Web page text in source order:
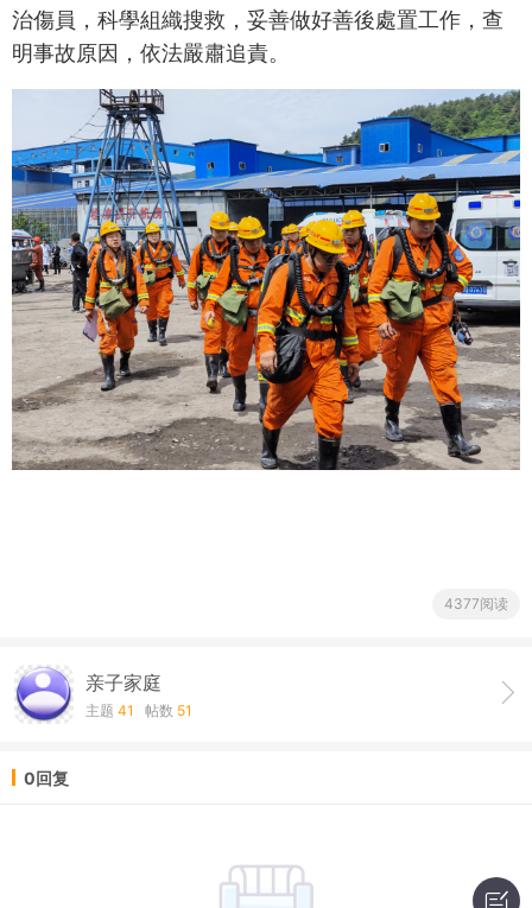
治傷員，科學組織搜救，妥善做好善後處置工作，查
明事故原因，依法嚴肅追責。
4377阅读
亲子家庭
主题 41 帖数 51
0回复